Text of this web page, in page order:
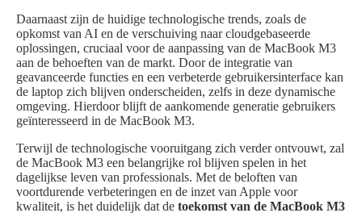
Daarnaast zijn de huidige technologische trends, zoals de
opkomst van AI en de verschuiving naar cloudgebaseerde
oplossingen, cruciaal voor de aanpassing van de MacBook M3
aan de behoeften van de markt. Door de integratie van
geavanceerde functies en een verbeterde gebruikersinterface kan
de laptop zich blijven onderscheiden, zelfs in deze dynamische
omgeving. Hierdoor blijft de aankomende generatie gebruikers
geïnteresseerd in de MacBook M3.
Terwijl de technologische vooruitgang zich verder ontvouwt, zal
de MacBook M3 een belangrijke rol blijven spelen in het
dagelijkse leven van professionals. Met de beloften van
voortdurende verbeteringen en de inzet van Apple voor
kwaliteit, is het duidelijk dat de toekomst van de MacBook M3